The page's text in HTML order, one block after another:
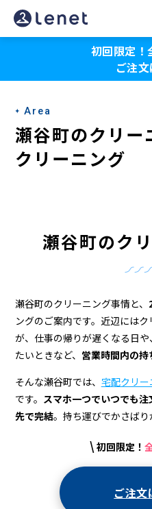
瀬
谷
の
ク
リ
ー
宅
配
ク
リ
ー
初回限定！
ご注
Area
瀬谷町のクリー
クリーニング
瀬谷町のク
瀬谷町のクリーニング事情と、
ングのご案内です。近辺には
が、仕事の帰りが遅くなる日
たいときなど、 営業時間内の
そんな瀬谷町では、 宅配クリー
です。 スマホ一つでいつでも注
先で完結。持ち運びでかさばり
\ 初回限定！
ご注文